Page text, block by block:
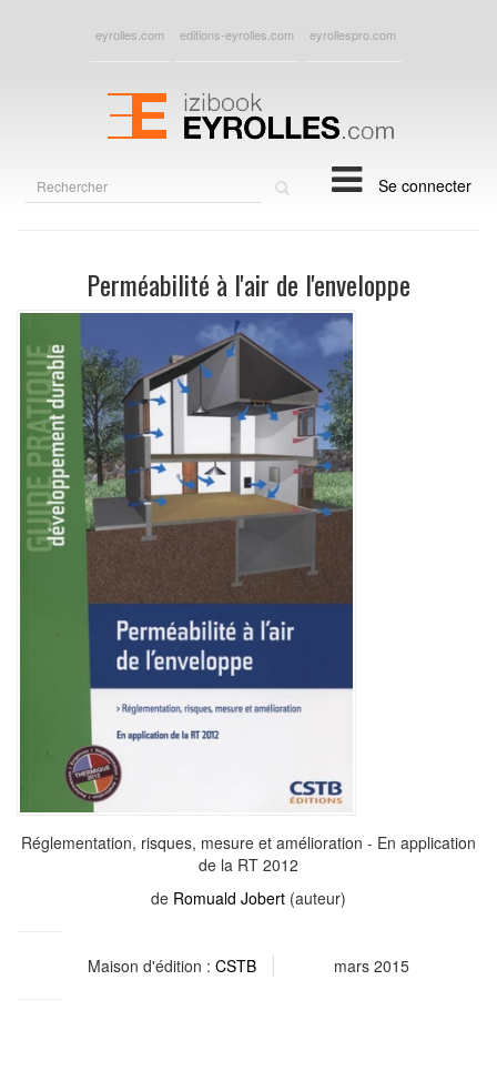
eyrolles.com editions-eyrolles.com eyrollespro.com
Se connecter
Perméabilité à l'air de l'enveloppe
Réglementation, risques, mesure et amélioration - En application
de la RT 2012
de Romuald Jobert (auteur)
Maison d'édition : CSTB mars 2015